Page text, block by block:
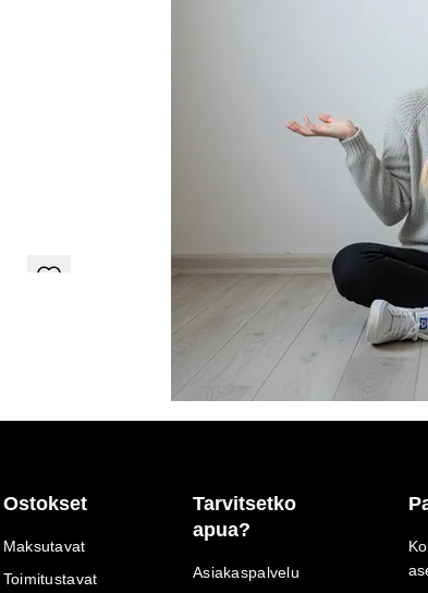
Ostokset
Maksutavat
Toimitustavat
Tarvitsetko
apua?
Asiakaspalvelu